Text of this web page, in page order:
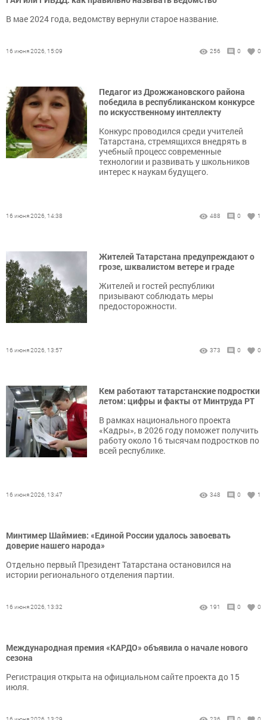
В мае 2024 года, ведомству вернули старое название.
16 июня 2026, 15:09 256 0 0
Педагог из Дрожжановского района
победила в республиканском конкурсе
по искусственному интеллекту
Конкурс проводился среди учителей
Татарстана, стремящихся внедрять в
учебный процесс современные
технологии и развивать у школьников
интерес к наукам будущего.
16 июня 2026, 14:38 488 0 1
Жителей Татарстана предупреждают о
грозе, шквалистом ветере и граде
Жителей и гостей республики
призывают соблюдать меры
предосторожности.
16 июня 2026, 13:57 373 0 0
Кем работают татарстанские подростки
летом: цифры и факты от Минтруда РТ
В рамках национального проекта
«Кадры», в 2026 году поможет получить
работу около 16 тысячам подростков по
всей республике.
16 июня 2026, 13:47 348 0 1
Минтимер Шаймиев: «Единой России удалось завоевать
доверие нашего народа»
Отдельно первый Президент Татарстана остановился на
истории регионального отделения партии.
16 июня 2026, 13:32 191 0 0
Международная премия «КАРДО» объявила о начале нового
сезона
Регистрация открыта на официальном сайте проекта до 15
июля.